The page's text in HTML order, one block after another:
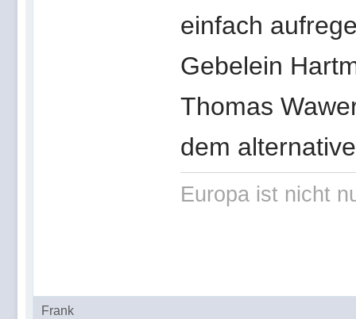
einfach
Gebelein
Thomas
dem
Europa ist nicht
Frank